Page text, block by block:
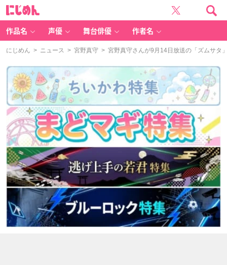
作品名 声優 舞台俳優 作者名
にじめん > ニュース > 宮野真守 > 宮野真守さんが9月14日放送の「ズムサタ